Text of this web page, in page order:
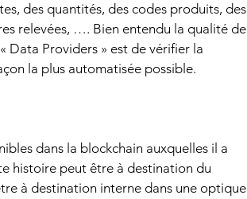
des quantités, des codes produits, des
relevées, …. Bien entendu la qualité de
Data Providers » est de vérifier la
la plus automatisée possible.
dans la blockchain auxquelles il a
histoire peut être à destination du
à destination interne dans une optique